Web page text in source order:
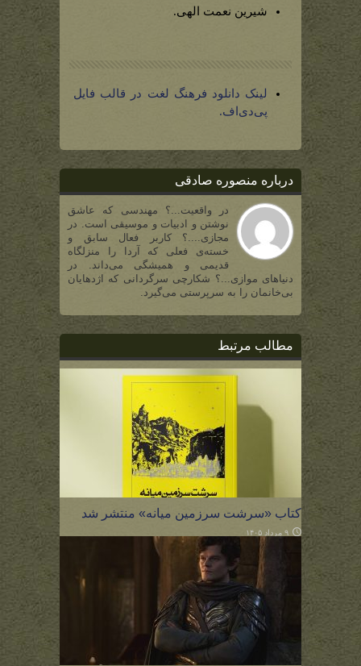
شیرین نعمت الهی.
لینک دانلود فرهنگ لغت در قالب فایل
پی‌دی‌اف.
درباره منصوره صادقی
در واقعیت...؟ مهندسی که عاشق
نوشتن و ادبیات و موسیقی است. در
مجازی....؟ کاربر فعال سابق و
خسته‌ی فعلی که آردا را منزلگاه
قدیمی و همیشگی می‌داند. در
دنیاهای موازی...؟ شکارچی سرگردانی که اژدهایان
بی‌خانمان را به سرپرستی می‌گیرد.
مطالب مرتبط
کتاب «سرشت سرزمین میانه» منتشر شد
۹ مرداد ۱۴۰۵